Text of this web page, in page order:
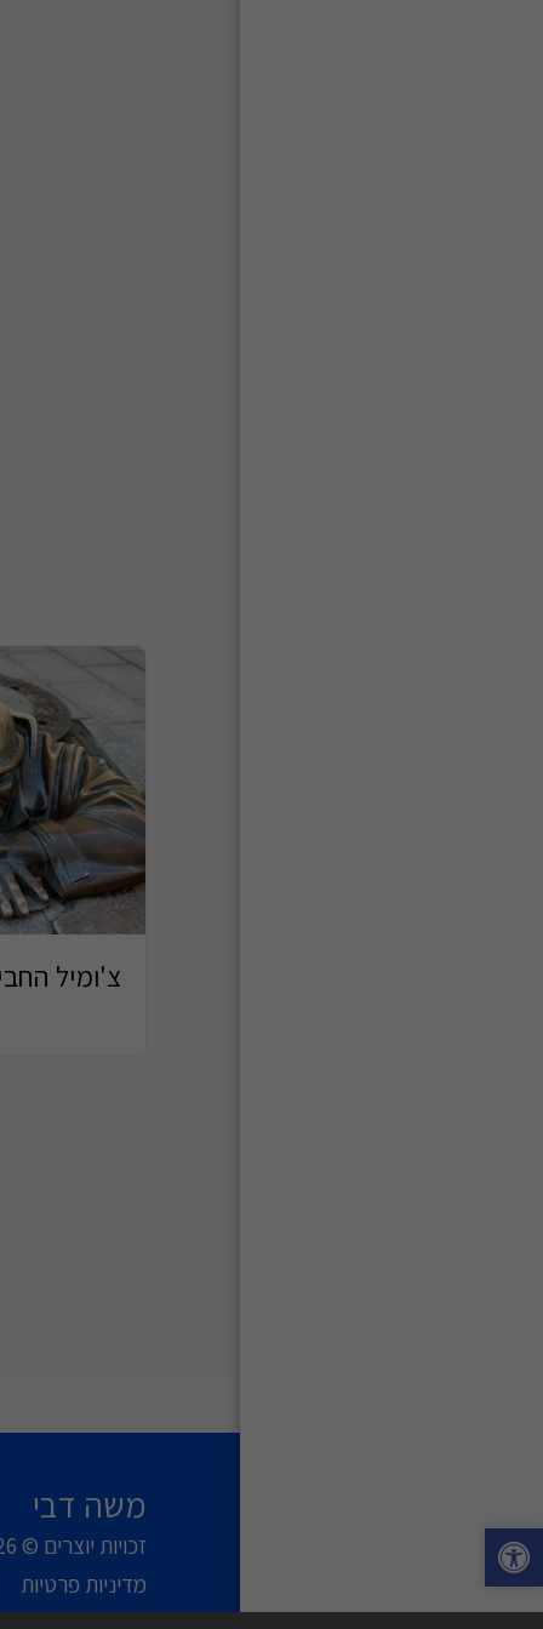
צ'ומיל
משה דבי
זכויות יוצרים © 2026 כל הזכויות שמורות
מדיניות פרטיות